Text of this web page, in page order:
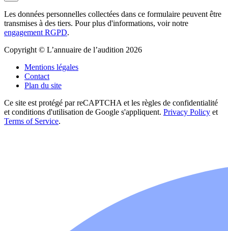
Les données personnelles collectées dans ce formulaire peuvent être
transmises à des tiers. Pour plus d'informations, voir notre
engagement RGPD.
Copyright © L’annuaire de l’audition 2026
Mentions légales
Contact
Plan du site
Ce site est protégé par reCAPTCHA et les règles de confidentialité
et conditions d'utilisation de Google s'appliquent. Privacy Policy et
Terms of Service.